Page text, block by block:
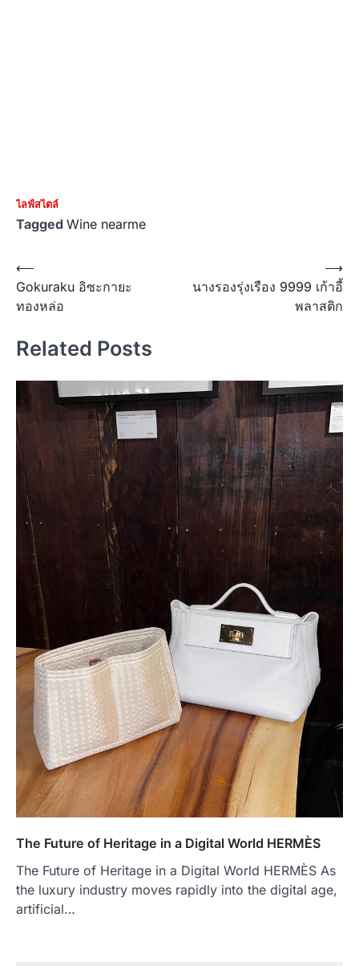
ไลฟ์สไตล์
Tagged Wine nearme
Post
navigation
⟵
Gokuraku อิซะกายะ
ทองหล่อ
นางรองรุ่งเรือง 9999 เก้าอี้
พลาสติก
⟶
Related Posts
The Future of Heritage in a Digital World HERMÈS
The Future of Heritage in a Digital World HERMÈS As
the luxury industry moves rapidly into the digital age,
artificial…